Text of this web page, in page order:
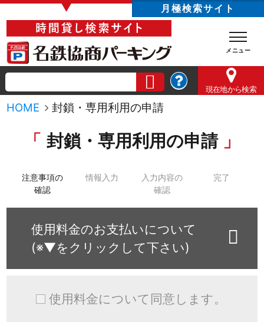
▼ 月極検索サイト
現在地から検索
HOME 封鎖・専用利用の申請
封鎖・専用利用の申請
注意事項の
確認
情報入力
入力内容の
確認
完了
使用料金のお支払いについて
(※▼をクリックして下さい)
使用料金について同意します。